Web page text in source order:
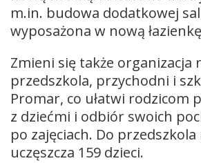
m.in. budowa dodatkowej
wyposażona w nową
Zmieni się także organizacja
przedszkola, przychodni i
Promar, co ułatwi rodzicom
z dziećmi i odbiór swoich
po zajęciach. Do przedszkola
uczęszcza 159 dzieci.